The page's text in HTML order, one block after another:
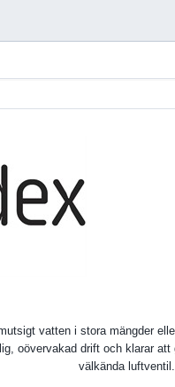
vatten i stora mängder
oövervakad drift och klarar
välkända luftventil.